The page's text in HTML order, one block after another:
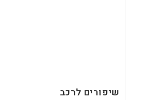
שיפורים לרכב